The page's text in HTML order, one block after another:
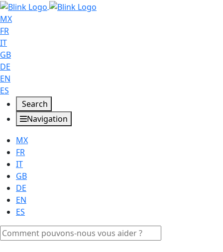
MX
FR
IT
GB
DE
EN
ES
Search
Navigation
MX
FR
IT
GB
DE
EN
ES